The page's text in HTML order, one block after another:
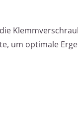
um optimale